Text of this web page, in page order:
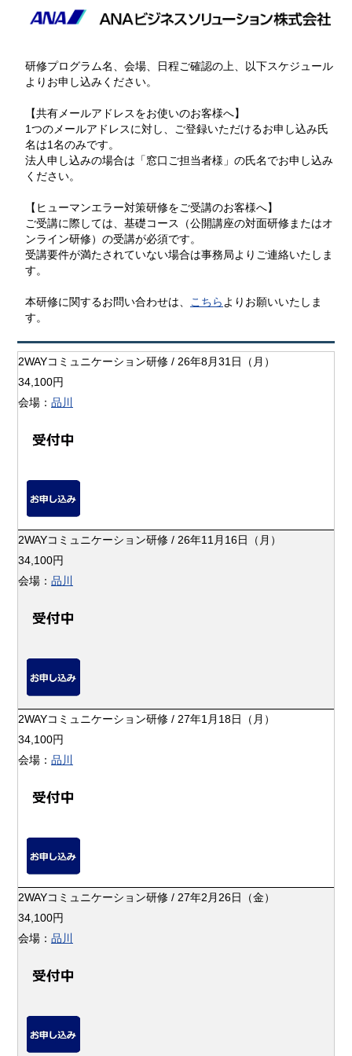
研修プログラム名、会場、日程ご確認の上、以下スケジュール
よりお申し込みください。
【共有メールアドレスをお使いのお客様へ】
1つのメールアドレスに対し、ご登録いただけるお申し込み氏
名は1名のみです。
法人申し込みの場合は「窓口ご担当者様」の氏名でお申し込み
ください。
【ヒューマンエラー対策研修をご受講のお客様へ】
ご受講に際しては、基礎コース（公開講座の対面研修またはオ
ンライン研修）の受講が必須です。
受講要件が満たされていない場合は事務局よりご連絡いたしま
す。
本研修に関するお問い合わせは、 こちら よりお願いいたしま
す。
2WAYコミュニケーション研修 / 26年8月31日（月）
34,100円
会場： 品川
2WAYコミュニケーション研修 / 26年11月16日（月）
34,100円
会場： 品川
2WAYコミュニケーション研修 / 27年1月18日（月）
34,100円
会場： 品川
2WAYコミュニケーション研修 / 27年2月26日（金）
34,100円
会場： 品川